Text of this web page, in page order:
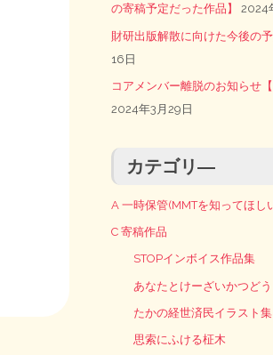
の寄稿予定だった作品】
2024
財研出版解散に向けた今後の
16日
コアメンバー離脱のお知らせ【
2024年3月29日
カテゴリ―
A 一時保管(MMTを知ってほし
C 寄稿作品
STOPインボイス作品集
あなたとけーざいかつど
たかの経世済民イラスト集
思索にふける柾木